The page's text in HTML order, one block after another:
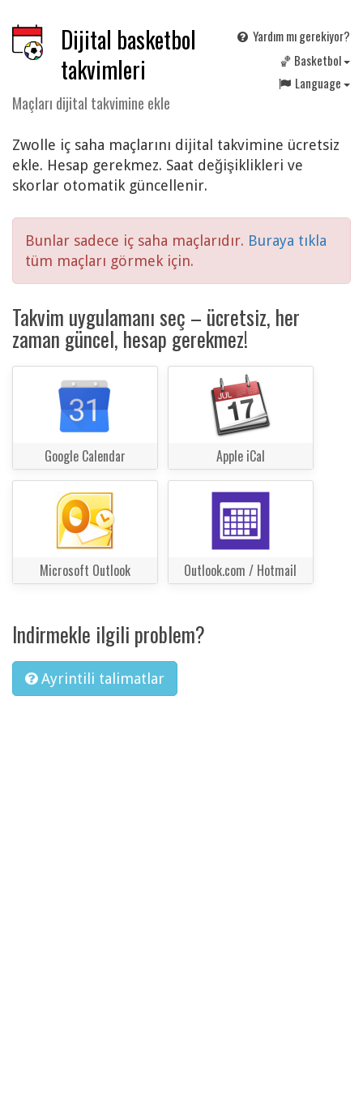
Dijital basketbol
takvimleri
Maçları dijital takvimine ekle
Yardım mı gerekiyor?
🏀 Basketbol
Language
Zwolle iç saha maçlarını dijital takvimine ücretsiz
ekle. Hesap gerekmez. Saat değişiklikleri ve
skorlar otomatik güncellenir.
Bunlar sadece iç saha maçlarıdır. Buraya tıkla
tüm maçları görmek için.
Takvim uygulamanı seç – ücretsiz, her
zaman güncel, hesap gerekmez!
Google Calendar Apple iCal
Microsoft Outlook Outlook.com / Hotmail
Indirmekle ilgili problem?
Ayrintili talimatlar